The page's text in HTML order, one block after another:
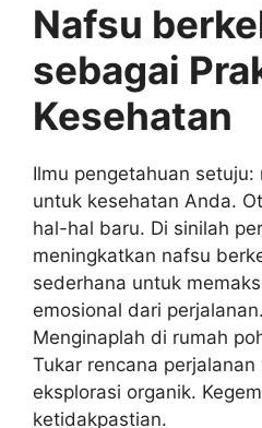
Nafsu
sebagai
Kesehatan
Ilmu pengetahuan
untuk kesehatan Anda.
hal-hal baru. Di sinilah
meningkatkan nafsu
sederhana untuk
emosional dari
Menginaplah di rumah
Tukar rencana
eksplorasi organik.
ketidakpastian.